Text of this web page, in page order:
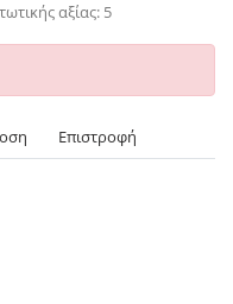
αξίας: 5
Επιστροφή